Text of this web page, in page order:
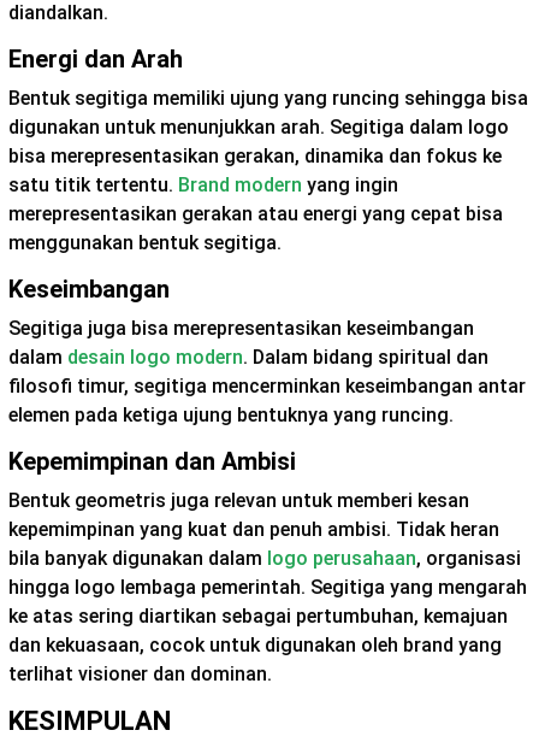
diandalkan.
Energi dan Arah
Bentuk segitiga memiliki ujung yang runcing sehingga bisa
digunakan untuk menunjukkan arah. Segitiga dalam logo
bisa merepresentasikan gerakan, dinamika dan fokus ke
satu titik tertentu. Brand modern yang ingin
merepresentasikan gerakan atau energi yang cepat bisa
menggunakan bentuk segitiga.
Keseimbangan
Segitiga juga bisa merepresentasikan keseimbangan
dalam desain logo modern. Dalam bidang spiritual dan
filosofi timur, segitiga mencerminkan keseimbangan antar
elemen pada ketiga ujung bentuknya yang runcing.
Kepemimpinan dan Ambisi
Bentuk geometris juga relevan untuk memberi kesan
kepemimpinan yang kuat dan penuh ambisi. Tidak heran
bila banyak digunakan dalam logo perusahaan, organisasi
hingga logo lembaga pemerintah. Segitiga yang mengarah
ke atas sering diartikan sebagai pertumbuhan, kemajuan
dan kekuasaan, cocok untuk digunakan oleh brand yang
terlihat visioner dan dominan.
KESIMPULAN